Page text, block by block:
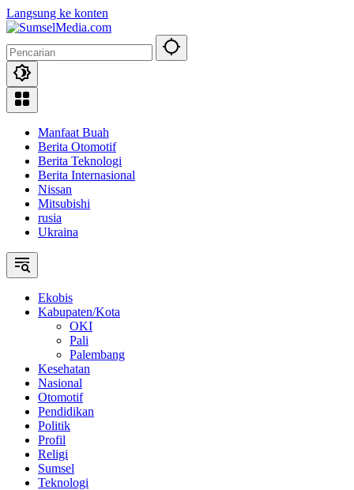
Langsung ke konten
Manfaat Buah
Berita Otomotif
Berita Teknologi
Berita Internasional
Nissan
Mitsubishi
rusia
Ukraina
Ekobis
Kabupaten/Kota
OKI
Pali
Palembang
Kesehatan
Nasional
Otomotif
Pendidikan
Politik
Profil
Religi
Sumsel
Teknologi